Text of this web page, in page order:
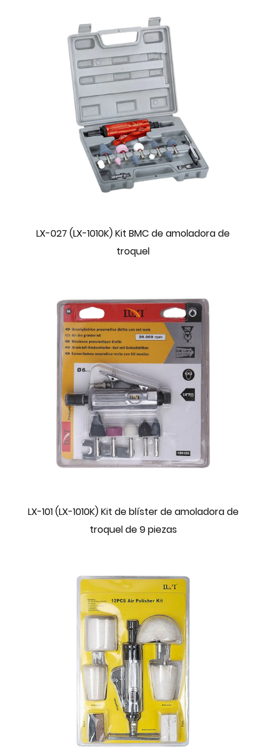
LX-027 (LX-1010K) Kit BMC de amoladora de
troquel
LX-101 (LX-1010K) Kit de blíster de amoladora de
troquel de 9 piezas